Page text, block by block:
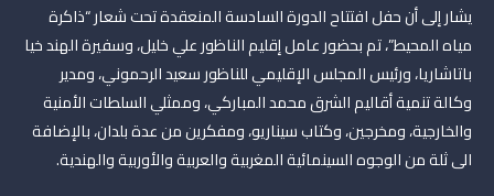
يشار إلى أن حفل افتتاح الدورة السادسة المنعقدة تحت شعار “ذاكرة
مياه المحيط”، تم بحضور عامل إقليم الناظور علي خليل، وسفيرة الهند خيا
باتاشاريا، ورئيس المجلس الإقليمي للناظور سعيد الرحموني، ومدير
وكالة تنمية أقاليم الشرق محمد المباركي، وممثلي السلطات الأمنية
والخارجية، ومخرجين، وكتاب سيناريو، ومفكرين من عدة بلدان، بالإضافة
الى ثلة من الوجوه السينمائية المغربية والعربية والأوربية والهندية.